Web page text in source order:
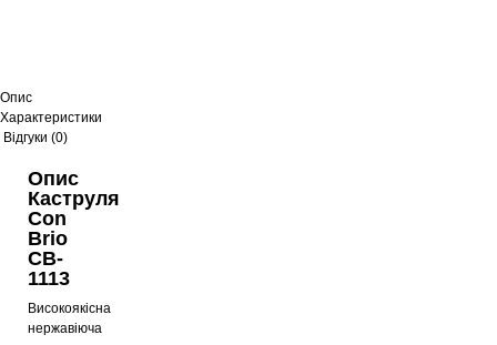
Опис
Характеристики
Відгуки (0)
Опис
Каструля
Con
Brio
CB-
1113
Високоякісна
нержавіюча